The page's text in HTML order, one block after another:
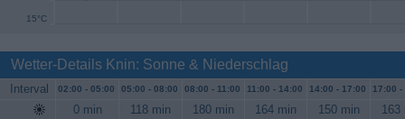
15°C
Wetter-Details Knin: Sonne & Niederschlag
Interval 02:00 - 05:00 05:00 - 08:00 08:00 - 11:00 11:00 - 14:00 14:00 - 17:00 17:00 -
0 min 118 min 180 min 164 min 150 min 163